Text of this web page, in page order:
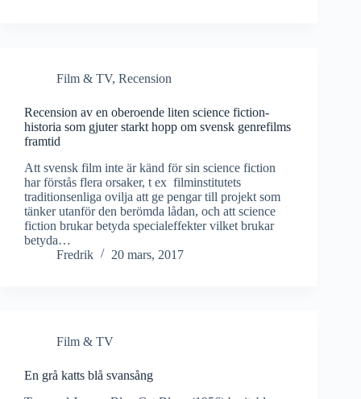
Film & TV, Recension
Recension av en oberoende liten science fiction-
historia som gjuter starkt hopp om svensk genrefilms
framtid
Att svensk film inte är känd för sin science fiction
har förstås flera orsaker, t ex filminstitutets
traditionsenliga ovilja att ge pengar till projekt som
tänker utanför den berömda lådan, och att science
fiction brukar betyda specialeffekter vilket brukar
betyda…
Fredrik
20 mars, 2017
Film & TV
En grå katts blå svansång